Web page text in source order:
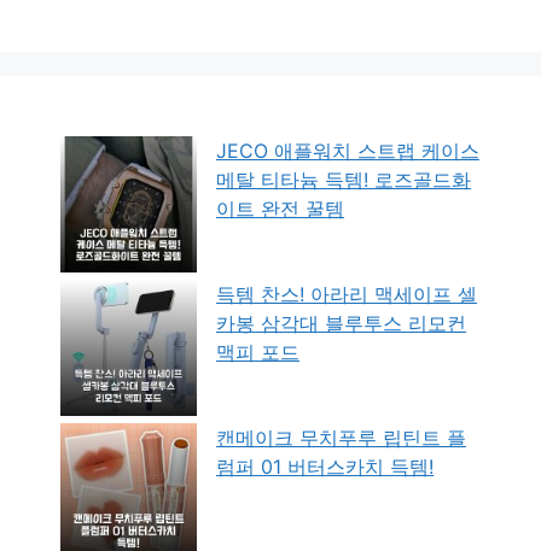
JECO 애플워치 스트랩 케이스
메탈 티타늄 득템! 로즈골드화
이트 완전 꿀템
득템 찬스! 아라리 맥세이프 셀
카봉 삼각대 블루투스 리모컨
맥피 포드
캔메이크 무치푸루 립틴트 플
럼퍼 01 버터스카치 득템!